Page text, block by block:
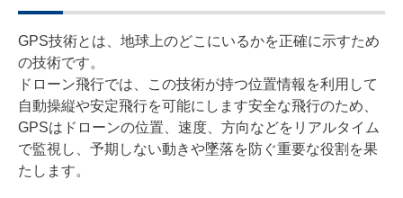
GPS技術とは、地球上のどこにいるかを正確に示すため
の技術です。
ドローン飛行では、この技術が持つ位置情報を利用して
自動操縦や安定飛行を可能にします安全な飛行のため、
GPSはドローンの位置、速度、方向などをリアルタイム
で監視し、予期しない動きや墜落を防ぐ重要な役割を果
たします。